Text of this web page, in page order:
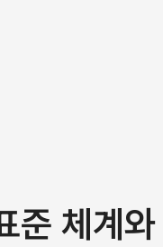
준 체계와